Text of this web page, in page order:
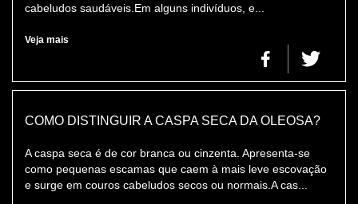
cabeludos saudáveis.Em alguns indivíduos, e...
Veja mais
COMO DISTINGUIR A CASPA SECA DA OLEOSA?
A caspa seca é de cor branca ou cinzenta. Apresenta-se
como pequenas escamas que caem à mais leve escovação
e surge em couros cabeludos secos ou normais.A cas...